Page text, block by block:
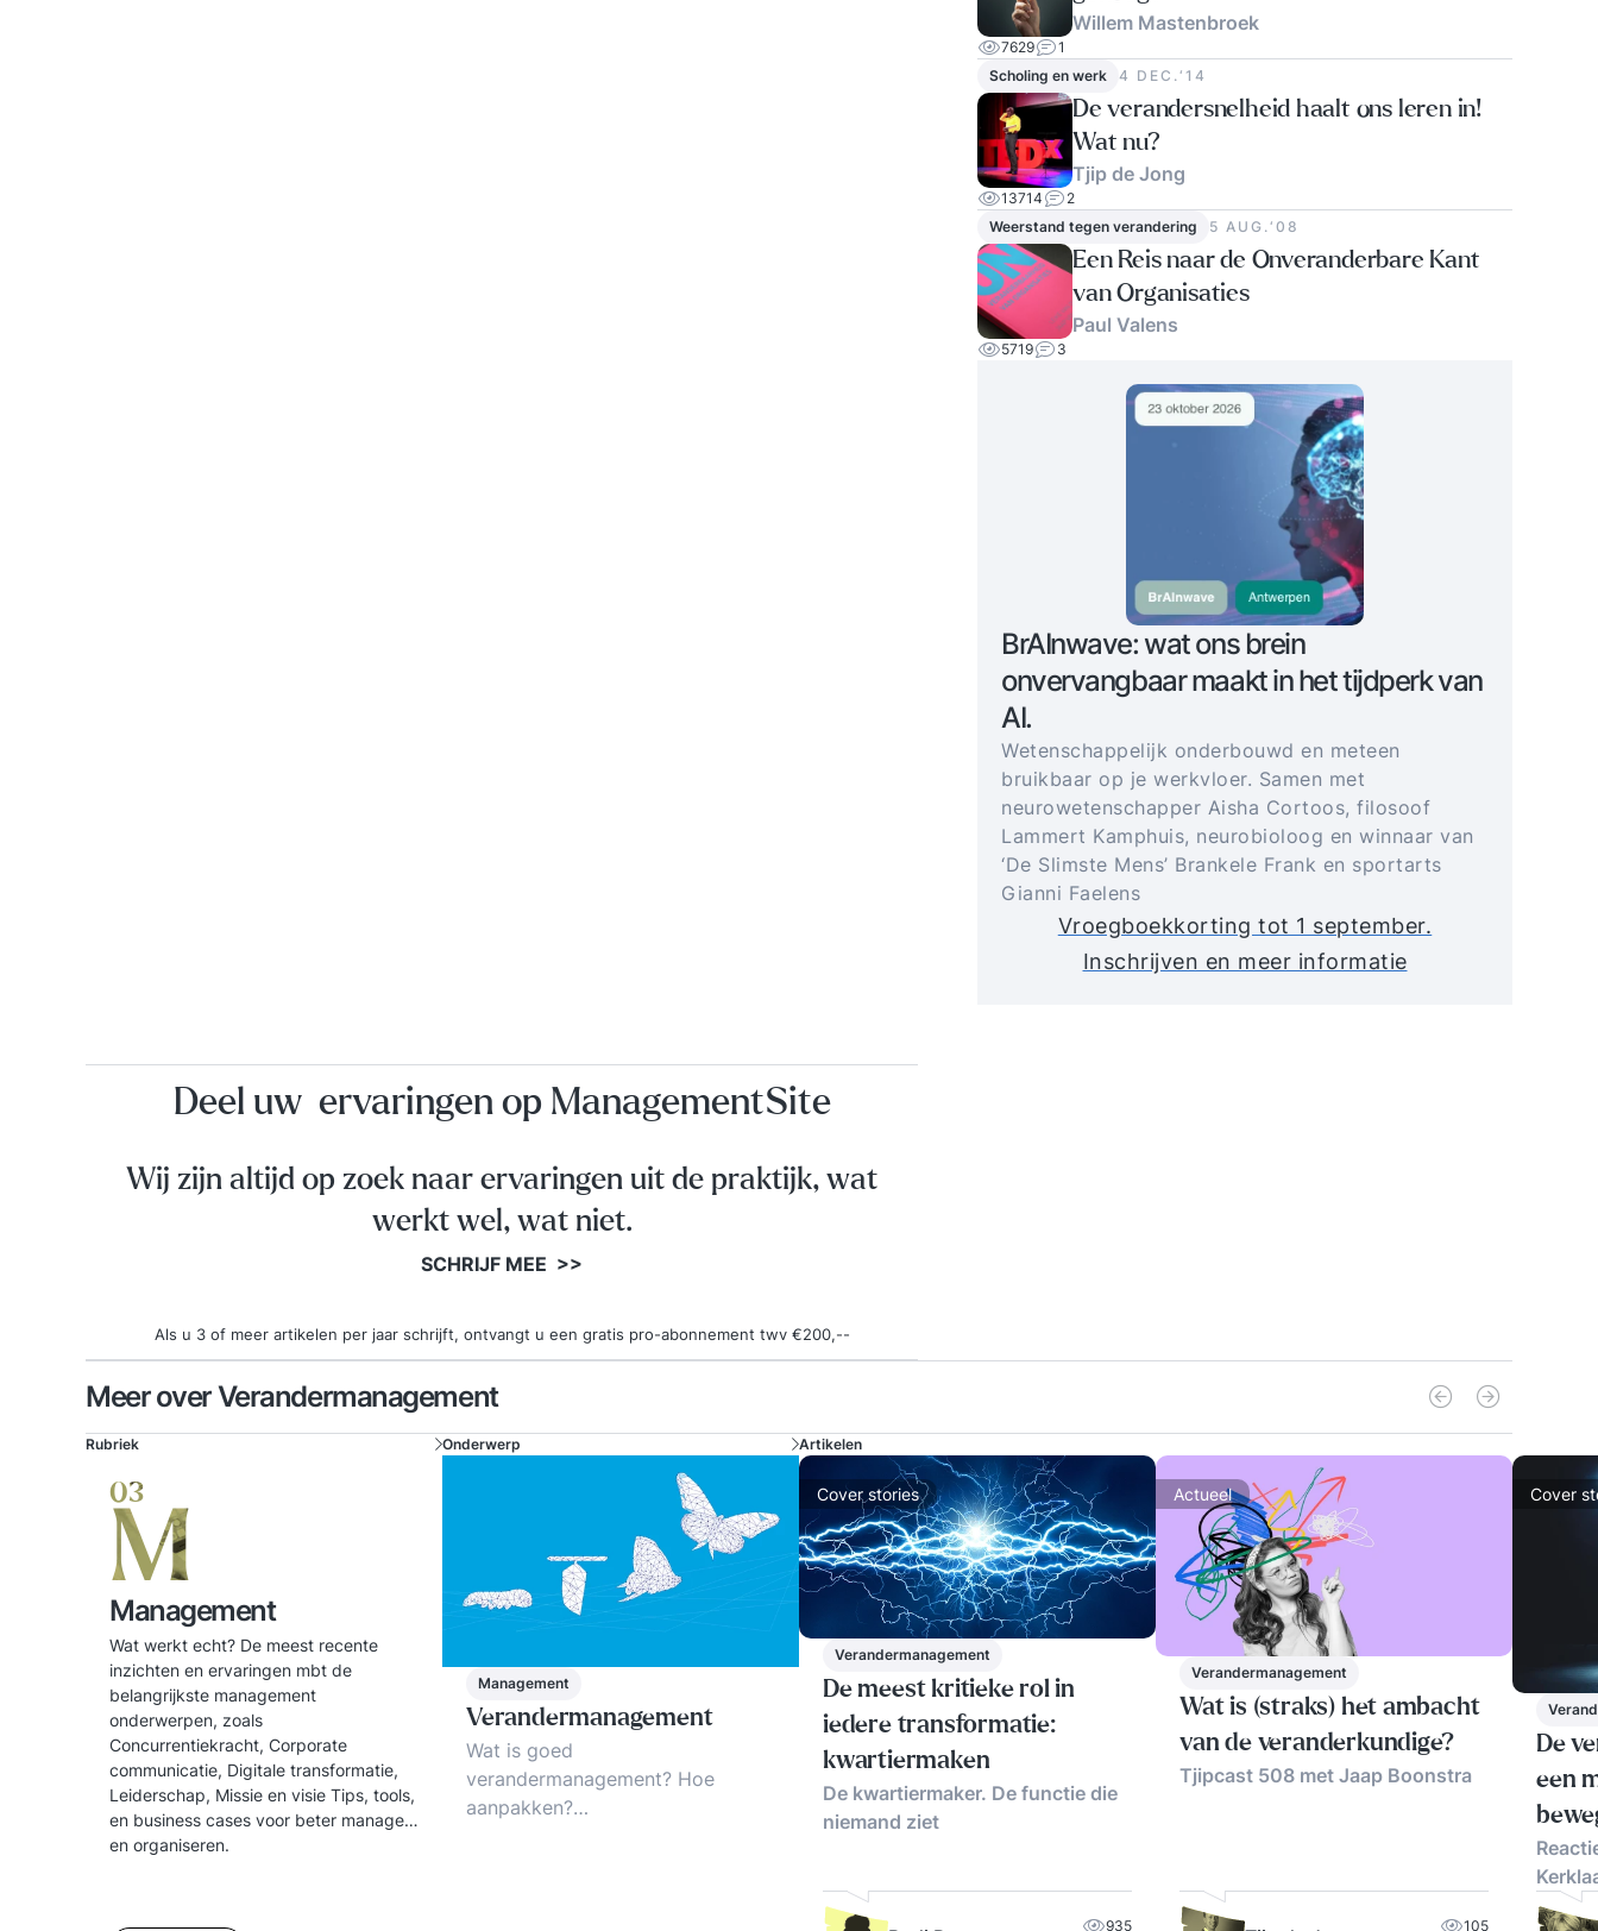
Willem Mastenbroek
7629
1
Scholing en werk
4 DEC.‘14
De verandersnelheid haalt ons leren in!
Wat nu?
Tjip de Jong
13714
2
Weerstand tegen verandering
5 AUG.‘08
Een Reis naar de Onveranderbare Kant
van Organisaties
Paul Valens
5719 3
BrAInwave: wat ons brein
onvervangbaar maakt in het tijdperk van
AI.
Wetenschappelijk onderbouwd en meteen
bruikbaar op je werkvloer. Samen met
neurowetenschapper Aisha Cortoos, filosoof
Lammert Kamphuis, neurobioloog en winnaar van
‘De Slimste Mens’ Brankele Frank en sportarts
Gianni Faelens
Vroegboekkorting tot 1 september.
Inschrijven en meer informatie
Deel uw ervaringen op ManagementSite
Wij zijn altijd op zoek naar ervaringen uit de praktijk, wat
werkt wel, wat niet.
SCHRIJF MEE >>
Als u 3 of meer artikelen per jaar schrijft, ontvangt u een gratis pro-abonnement twv €200,--
Meer over Verandermanagement
Rubriek
03
M
Management
Wat werkt echt? De meest recente
inzichten en ervaringen mbt de
belangrijkste management
onderwerpen, zoals
Concurrentiekracht, Corporate
communicatie, Digitale transformatie,
Leiderschap, Missie en visie Tips, tools,
en business cases voor beter managen
en organiseren.
Onderwerp
Management
Verandermanagement
Wat is goed
verandermanagement? Hoe
aanpakken?
Artikelen
Cover stories
Verandermanagement
De meest kritieke rol in
iedere transformatie:
kwartiermaken
De kwartiermaker. De functie die
niemand ziet
935
Actueel
Verandermanagement
Wat is (straks) het ambacht
van de veranderkundige?
Tjipcast 508 met Jaap Boonstra
105
Cover
De
een